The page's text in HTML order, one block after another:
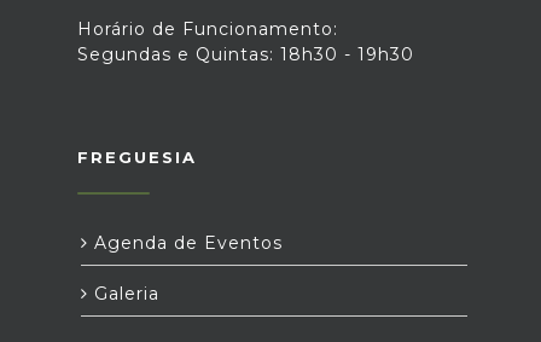
Horário de Funcionamento:
Segundas e Quintas: 18h30 - 19h30
FREGUESIA
Agenda de Eventos
Galeria